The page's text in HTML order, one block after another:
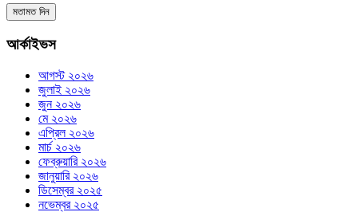
আর্কাইভস
আগস্ট ২০২৬
জুলাই ২০২৬
জুন ২০২৬
মে ২০২৬
এপ্রিল ২০২৬
মার্চ ২০২৬
ফেব্রুয়ারি ২০২৬
জানুয়ারি ২০২৬
ডিসেম্বর ২০২৫
নভেম্বর ২০২৫